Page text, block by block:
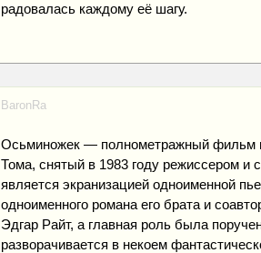
радовалась каждому её шагу.
BaronRa
Осьминожек — полнометражный фильм
Тома, снятый в 1983 году режиссером
является экранизацией одноименной
одноименного романа его брата и
Эдгар Райт, а главная роль была
разворачивается в некоем